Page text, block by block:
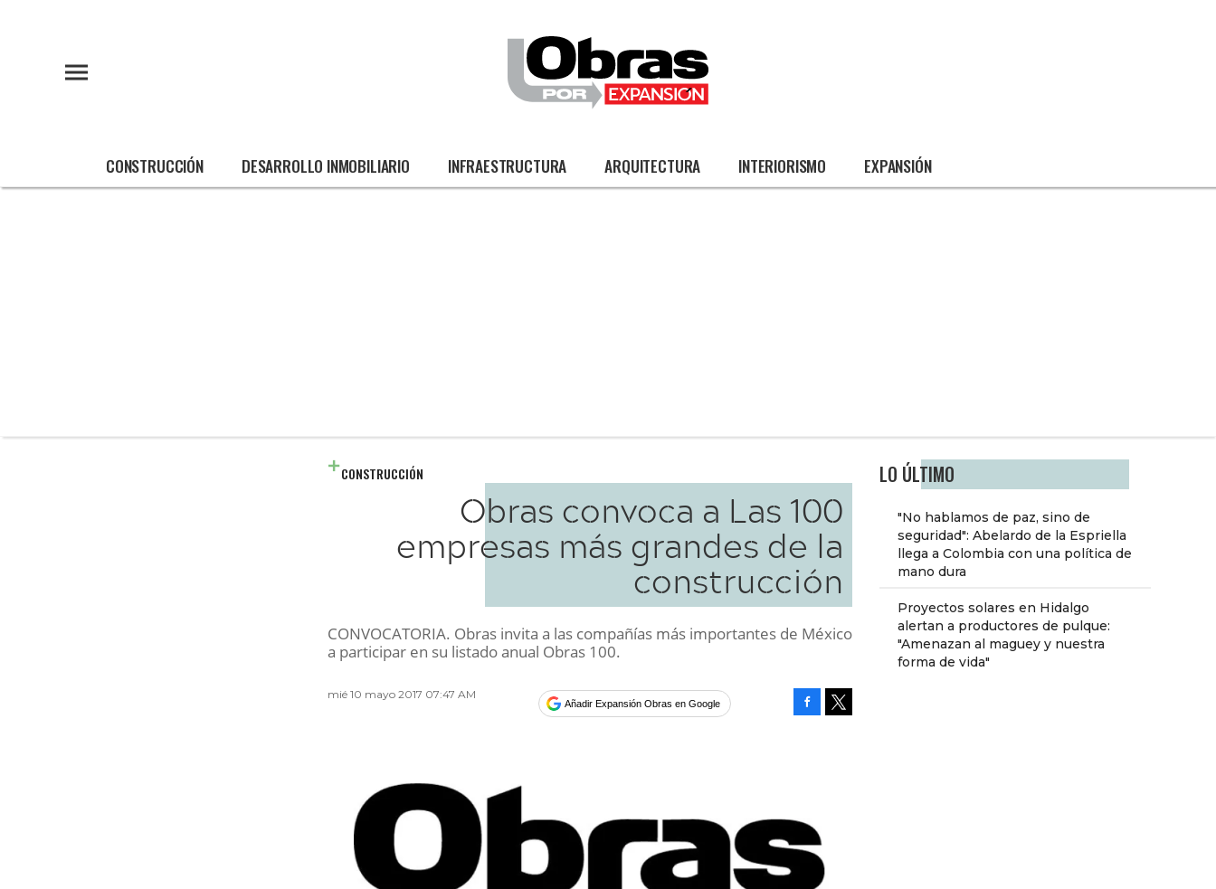
CONSTRUCCIÓN DESARROLLO INMOBILIARIO INFRAESTRUCTURA ARQUITECTURA INTERIORISMO EXPANSIÓN
LO ÚLTIMO
"No hablamos de paz, sino de
seguridad": Abelardo de la Espriella
llega a Colombia con una política de
mano dura
Proyectos solares en Hidalgo
alertan a productores de pulque:
"Amenazan al maguey y nuestra
forma de vida"
CONSTRUCCIÓN
Obras convoca a Las 100
empresas más grandes de la
construcción
CONVOCATORIA. Obras invita a las compañías más importantes de México
a participar en su listado anual Obras 100.
mié 10 mayo 2017 07:47 AM
Añadir Expansión Obras en Google